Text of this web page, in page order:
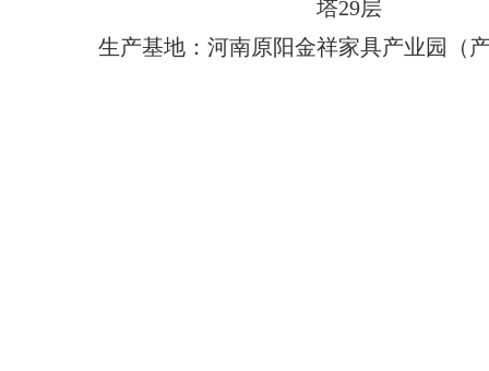
塔29层
生产基地：河南原阳金祥家具产业园（